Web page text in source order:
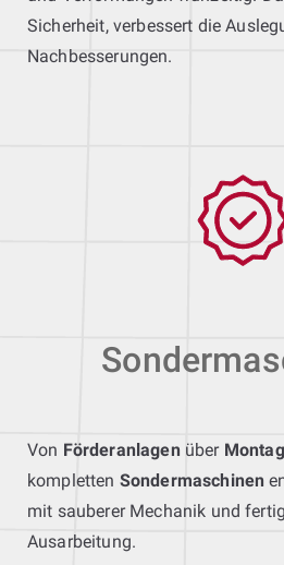
Sicherheit, verbessert die
Nachbesserungen.
Von Förderanlagen über
kompletten Sondermaschinen
mit sauberer Mechanik und
Ausarbeitung.